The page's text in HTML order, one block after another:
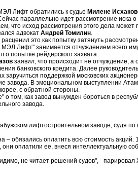
Лифт обратились к судье Милене
параллельно идет рассмотрение иска о
что исход рассмотрения этого дела может
адвокат Андрей Томилин.
это как попытку затянуть
МЭЛ Лифт" занимается отчуждением всего
о попытке рейдерского захвата.
заявил, что происходит не отчуждение,
банковского кредита. Далее
заручиться поддержкой московских
завода. В эмоциональном выступлении
с обратной стороны.
том, как завод вынужден бороться в
завода.
лифтостроительном заводе, судя по
обязались оплатить всю стоимость акций.
оплатили ее, внеся интеллектуальную
не читает решений судов", - парировал